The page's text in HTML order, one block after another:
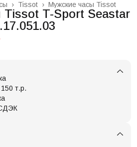
Мужские часы Tissot
Tissot ›
›
Tissot T-Sport Seastar
т.р.